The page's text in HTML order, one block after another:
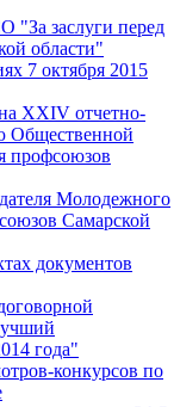
"За заслуги перед
области"
7 октября 2015
XXIV отчетно-
Общественной
профсоюзов
Молодежного
Самарской
документов
года"
конкурсов по